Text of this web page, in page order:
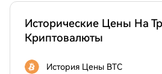
Исторические Цены На
Криптовалюты
История Цены BTC